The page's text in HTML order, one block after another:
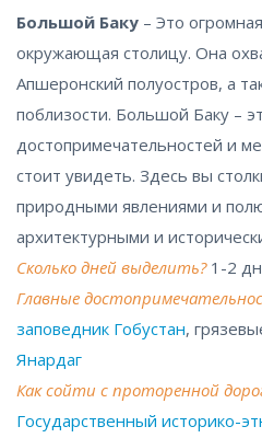
Большой Баку – Это
окружающая столицу. Она
Апшеронский полуостров, а
поблизости. Большой Баку –
достопримечательностей и
стоит увидеть. Здесь вы
природными явлениями и
архитектурными и
Сколько дней выделить?1-2
Главные
заповедник Гобустан,
Янардаг
Как сойти с проторенной
Государственный историко-